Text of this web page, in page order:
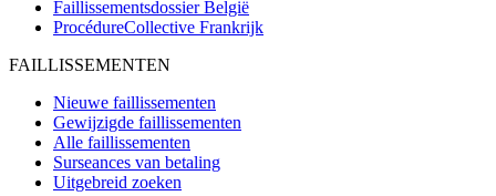
Faillissementsdossier België
ProcédureCollective Frankrijk
FAILLISSEMENTEN
Nieuwe faillissementen
Gewijzigde faillissementen
Alle faillissementen
Surseances van betaling
Uitgebreid zoeken